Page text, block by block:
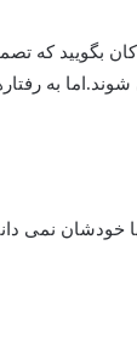
بگویید که
به
خودشان نمی